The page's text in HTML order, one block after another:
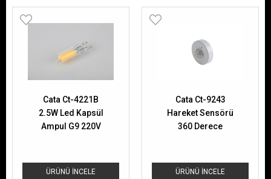
ÜRÜNÜ İNCELE
Cata Ct-4221B
2.5W Led Kapsül
Ampul G9 220V
ÜRÜNÜ İNCELE
Cata Ct-9243
Hareket Sensörü
360 Derece